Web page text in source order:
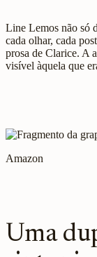
Line Lemos não só
cada olhar, cada
prosa de Clarice. A
visível àquela que
Amazon
Uma